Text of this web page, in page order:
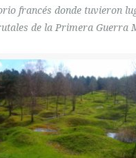
francés donde tuvieron
de la Primera Guerra